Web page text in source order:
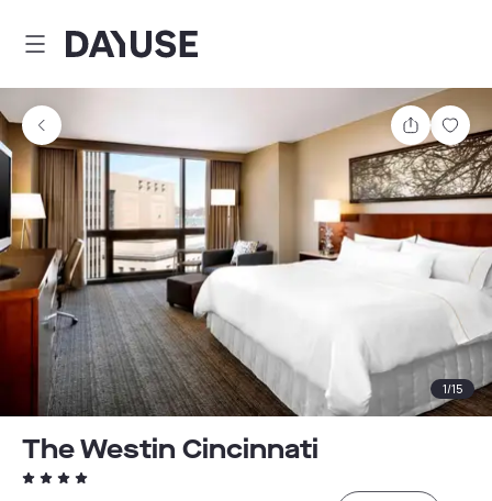
Dayuse
1/15
The Westin Cincinnati